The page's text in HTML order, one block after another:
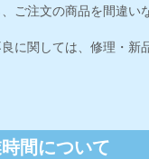
ご注文の商品を間違い
に関しては、修理・新
間について